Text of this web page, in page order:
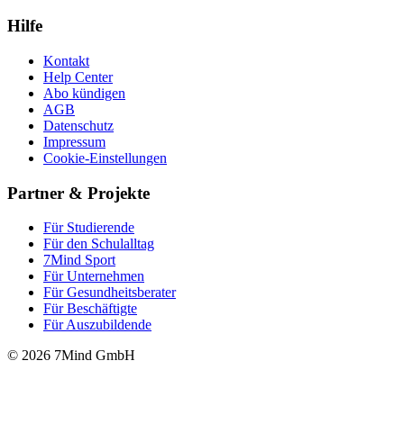
Hilfe
Kontakt
Help Center
Abo kündigen
AGB
Datenschutz
Impressum
Cookie-Einstellungen
Partner & Projekte
Für Stu­die­rende
Für den Schulalltag
7Mind Sport
Für Unter­neh­men
Für Gesund­heits­be­ra­ter
Für Beschäftigte
Für Auszubildende
© 2026 7Mind GmbH